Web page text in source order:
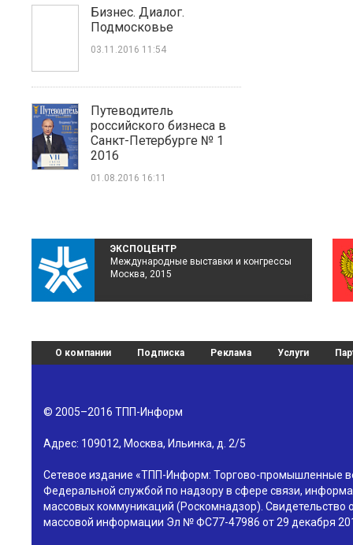
Бизнес. Диалог.
Подмосковье
03.11.2016 11:54
Путеводитель
российского бизнеса в
Санкт-Петербурге № 1
2016
01.08.2016 16:11
ЭКСПОЦЕНТР
Международные выставки и конгрессы
Москва, 2015
О компании Подписка Реклама Услуги
© 2005–2016 ТПП-Информ
Адрес: 109012, Москва, Ильинка, д. 2/5
Сетевое издание «ТПП-Информ: Торгово-промышленные
Федеральной службой по надзору в сфере связи,
массовых коммуникаций (Роскомнадзор). Свидетельство
массовой информации Эл № ФС77-47986 от 29 декабря